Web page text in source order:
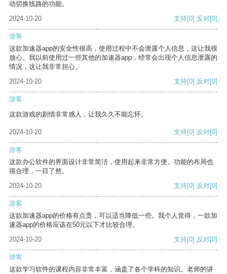
动切换线路的功能。
2024-10-20
支持[0] 反对[0]
游客
这款加速器app的安全性很高，使用过程中不会泄露个人信息，这让我很
放心。我以前使用过一些其他的加速器app，经常会出现个人信息泄露的
情况，这让我非常担心。
2024-10-20
支持[0] 反对[0]
游客
这款游戏的剧情非常感人，让我久久不能忘怀。
2024-10-20 支持[0] 反对[0]
游客
这款办公软件的界面设计非常简洁，使用起来非常方便。功能的布局也
很合理，一目了然。
2024-10-20
支持[0] 反对[0]
游客
这款加速器app的价格有点贵，可以适当降低一些。我个人觉得，一款加
速器app的价格应该在50元以下才比较合理。
2024-10-20
支持[0] 反对[0]
游客
这款学习软件的课程内容非常丰富，涵盖了各个学科的知识。老师的讲